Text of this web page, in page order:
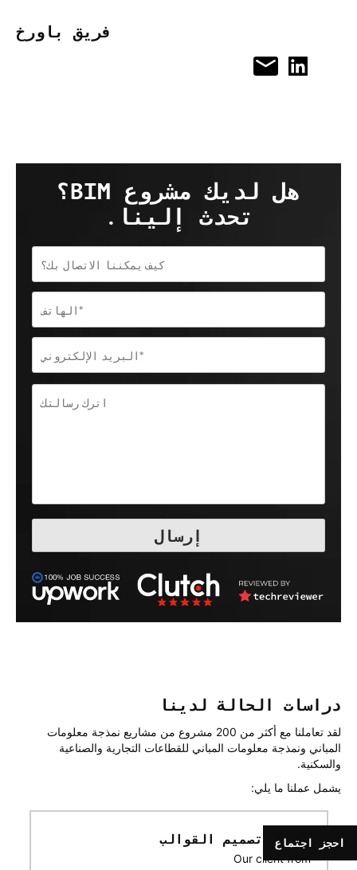
فريق باورخ
هل لديك مشروع BIM؟
تحدث إلينا.
دراسات الحالة لدينا
لقد تعاملنا مع أكثر من 200 مشروع من مشاريع نمذجة معلومات
المباني ونمذجة معلومات المباني للقطاعات التجارية والصناعية
والسكنية.
يشمل عملنا ما يلي:
أتمتة تصميم القوالب
Our client from
احجز اجتماع